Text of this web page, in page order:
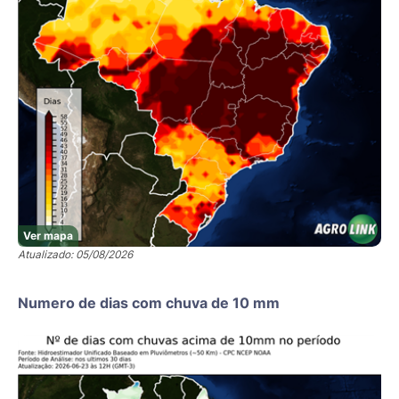
Ver mapa
Atualizado: 05/08/2026
Numero de dias com chuva de 10 mm